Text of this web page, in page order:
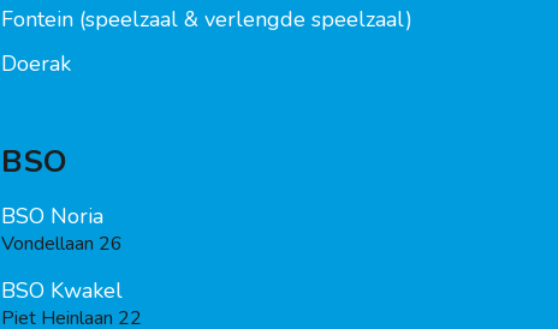
Fontein (speelzaal & verlengde speelzaal)
Doerak
BSO
BSO Noria
Vondellaan 26
BSO Kwakel
Piet Heinlaan 22